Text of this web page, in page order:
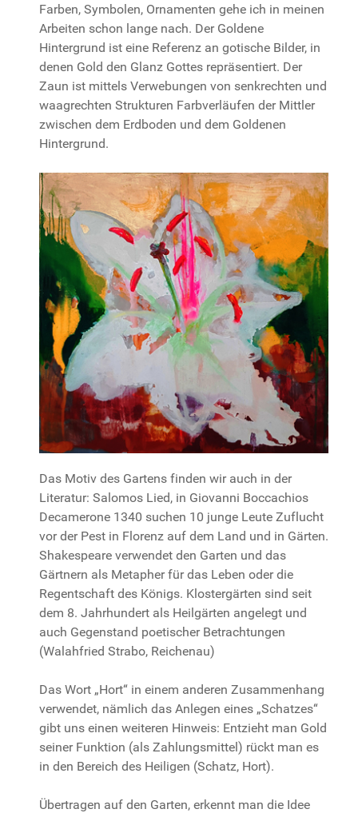
Farben, Symbolen, Ornamenten gehe ich in meinen
Arbeiten schon lange nach. Der Goldene
Hintergrund ist eine Referenz an gotische Bilder, in
denen Gold den Glanz Gottes repräsentiert. Der
Zaun ist mittels Verwebungen von senkrechten und
waagrechten Strukturen Farbverläufen der Mittler
zwischen dem Erdboden und dem Goldenen
Hintergrund.
Das Motiv des Gartens finden wir auch in der
Literatur: Salomos Lied, in Giovanni Boccachios
Decamerone 1340 suchen 10 junge Leute Zuflucht
vor der Pest in Florenz auf dem Land und in Gärten.
Shakespeare verwendet den Garten und das
Gärtnern als Metapher für das Leben oder die
Regentschaft des Königs. Klostergärten sind seit
dem 8. Jahrhundert als Heilgärten angelegt und
auch Gegenstand poetischer Betrachtungen
(Walahfried Strabo, Reichenau)
Das Wort „Hort“ in einem anderen Zusammenhang
verwendet, nämlich das Anlegen eines „Schatzes“
gibt uns einen weiteren Hinweis: Entzieht man Gold
seiner Funktion (als Zahlungsmittel) rückt man es
in den Bereich des Heiligen (Schatz, Hort).
Übertragen auf den Garten, erkennt man die Idee